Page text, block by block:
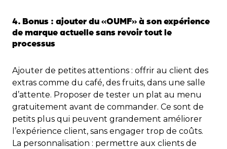
4. Bonus : ajouter du «OUMF» à son expérience
de marque actuelle sans revoir tout le
processus
Ajouter de petites attentions : offrir au client des
extras comme du café, des fruits, dans une salle
d’attente. Proposer de tester un plat au menu
gratuitement avant de commander. Ce sont de
petits plus qui peuvent grandement améliorer
l’expérience client, sans engager trop de coûts.
La personnalisation : permettre aux clients de